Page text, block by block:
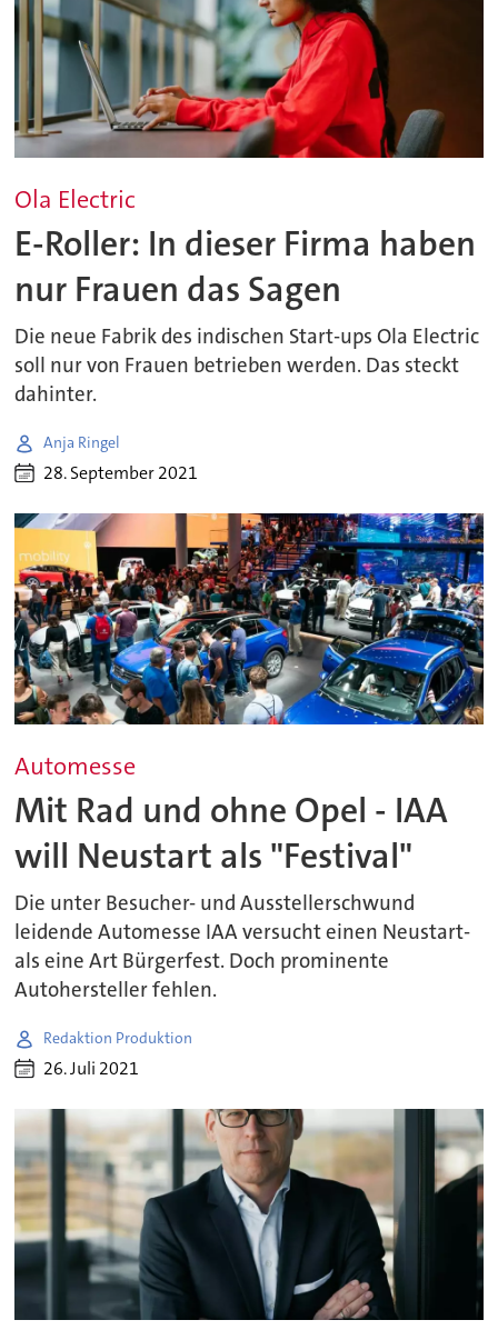
Ola Electric
E-Roller: In dieser Firma haben
nur Frauen das Sagen
Die neue Fabrik des indischen Start-ups Ola Electric
soll nur von Frauen betrieben werden. Das steckt
dahinter.
Anja Ringel
28. September 2021
Automesse
Mit Rad und ohne Opel - IAA
will Neustart als "Festival"
Die unter Besucher- und Ausstellerschwund
leidende Automesse IAA versucht einen Neustart-
als eine Art Bürgerfest. Doch prominente
Autohersteller fehlen.
Redaktion Produktion
26. Juli 2021